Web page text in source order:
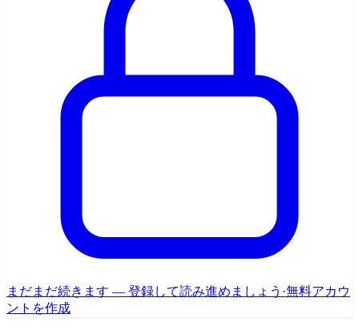
まだまだ続きます — 登録して読み進めましょう ·無料アカウ
ントを作成